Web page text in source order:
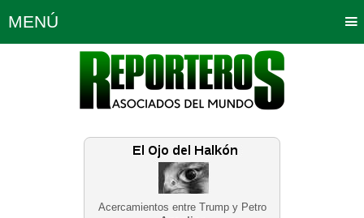
Acercamientos entre Trump y Petro
MENÚ
Política Opinión Bogotá
Planeta Tierra Deportes
Educación Neira